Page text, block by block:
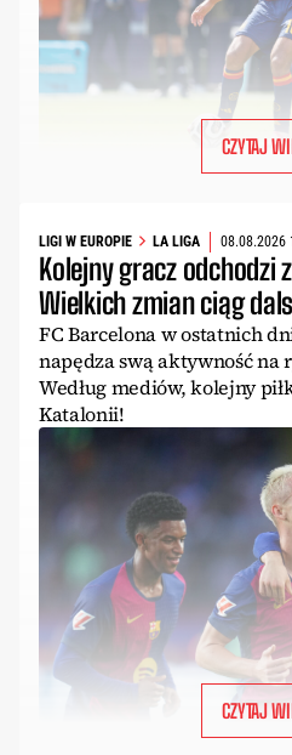
CZYTAJ
LIGI W EUROPIE LA LIGA 08.08.2026
Kolejny gracz odchodzi
Wielkich zmian ciąg
FC Barcelona w ostatnich
napędza swą aktywność
Według mediów, kolejny
Katalonii!
CZYTAJ